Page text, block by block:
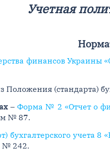
Учетная
финансов Украины
Положения (стандарта)
–Форма № 2 «Отчет о
№ 87.
бухгалтерского учета 8
№ 242.